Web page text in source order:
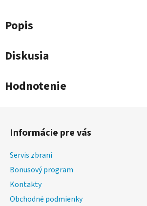
Popis
Diskusia
Hodnotenie
Informácie pre vás
Servis zbraní
Bonusový program
Kontakty
Obchodné podmienky